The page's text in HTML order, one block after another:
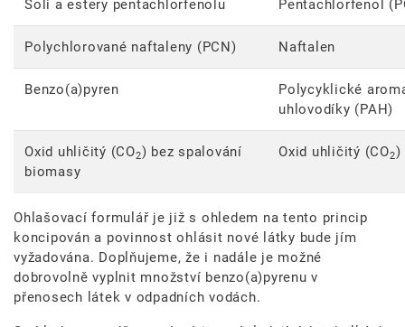
Soli a estery pentachlorfenolu Pentachlorfenol
Polychlorované naftaleny (PCN) Naftalen
Benzo(a)pyren
Polycyklické
uhlovodíky (PAH)
Oxid uhličitý (CO2) bez spalování
biomasy
Oxid uhličitý (CO2)
Ohlašovací formulář je již s ohledem na tento princip
koncipován a povinnost ohlásit nové látky bude jím
vyžadována. Doplňujeme, že i nadále je možné
dobrovolně vyplnit množství benzo(a)pyrenu v
přenosech látek v odpadních vodách.